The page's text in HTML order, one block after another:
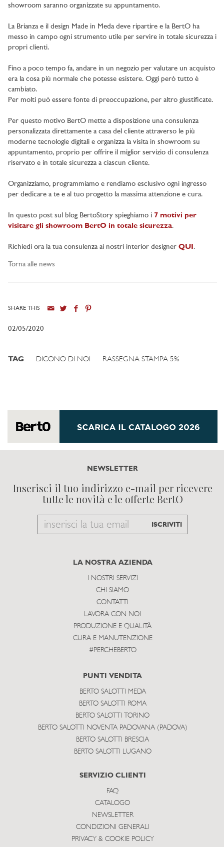
showroom saranno organizzate su appuntamento.
La Brianza e il design Made in Meda deve ripartire e la BertO ha
messo in campo ogni strumento utile per servire in totale sicurezza i
propri clienti.
Fino a poco tempo fa, andare in un negozio per valutare un acquisto
era la cosa più normale che potesse esistere. Oggi però tutto è
cambiato.
Per molti può essere fonte di preoccupazione, per altro giustificate.
Per questo motivo BertO mette a disposizione una consulenza
personalizzata direttamente a casa del cliente attraverso le più
moderne tecnologie digitali e organizza la visita in showroom su
appuntamento, proprio per offrire il miglior servizio di consulenza
riservato e in totale sicurezza a ciascun cliente.
Organizziamo, programmiamo e rendiamo esclusivo ogni ingresso
per dedicare a te e al tuo progetto la massima attenzione e cura.
In questo post sul blog BertoStory spieghiamo i 7 motivi per
visitare gli showroom BertO in totale sicurezza.
Richiedi ora la tua consulenza ai nostri interior designer QUI.
Torna alle news
SHARE THIS
02/05/2020
TAG DICONO DI NOI RASSEGNA STAMPA 5%
NEWSLETTER
Inserisci il tuo indirizzo e-mail per ricevere
tutte le novità e le offerte BertO
Email
subscribe
ISCRIVITI
LA NOSTRA AZIENDA
I NOSTRI SERVIZI
CHI SIAMO
CONTATTI
LAVORA CON NOI
PRODUZIONE E QUALITÀ
CURA E MANUTENZIONE
#PERCHEBERTO
PUNTI VENDITA
BERTO SALOTTI MEDA
BERTO SALOTTI ROMA
BERTO SALOTTI TORINO
BERTO SALOTTI NOVENTA PADOVANA (PADOVA)
BERTO SALOTTI BRESCIA
BERTO SALOTTI LUGANO
SERVIZIO CLIENTI
FAQ
CATALOGO
NEWSLETTER
CONDIZIONI GENERALI
PRIVACY & COOKIE POLICY